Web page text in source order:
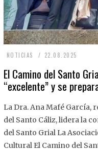
NOTICIAS 22.08.2025
.
8
2
El Camino del Santo
“excelente” y se
La Dra. Ana Mafé
del Santo Cáliz, lidera la
del Santo Grial La
Cultural El Camino del